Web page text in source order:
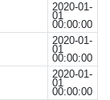
2020-01-
01
00:00:00
2020-01-
01
00:00:00
2020-01-
01
00:00:00